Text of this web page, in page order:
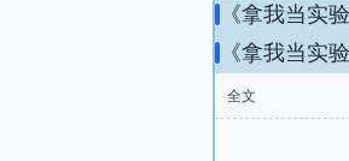
《拿我当实
《拿我当实
全文